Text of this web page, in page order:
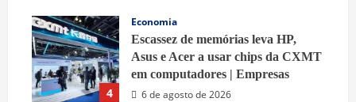
4
Economia
Escassez de memórias leva HP,
Asus e Acer a usar chips da CXMT
em computadores | Empresas
6 de agosto de 2026